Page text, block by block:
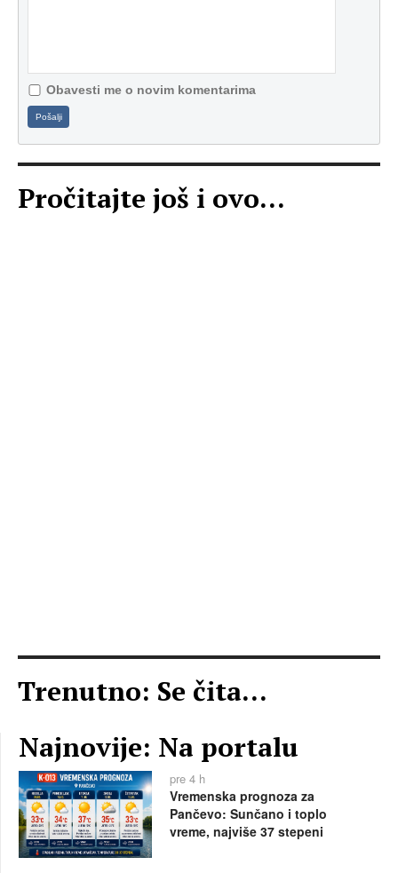
Obavesti me o novim komentarima
Pošalji
Pročitajte još i ovo...
Trenutno: Se čita...
Najnovije: Na portalu
pre 4 h
Vremenska prognoza za
Pančevo: Sunčano i toplo
vreme, najviše 37 stepeni